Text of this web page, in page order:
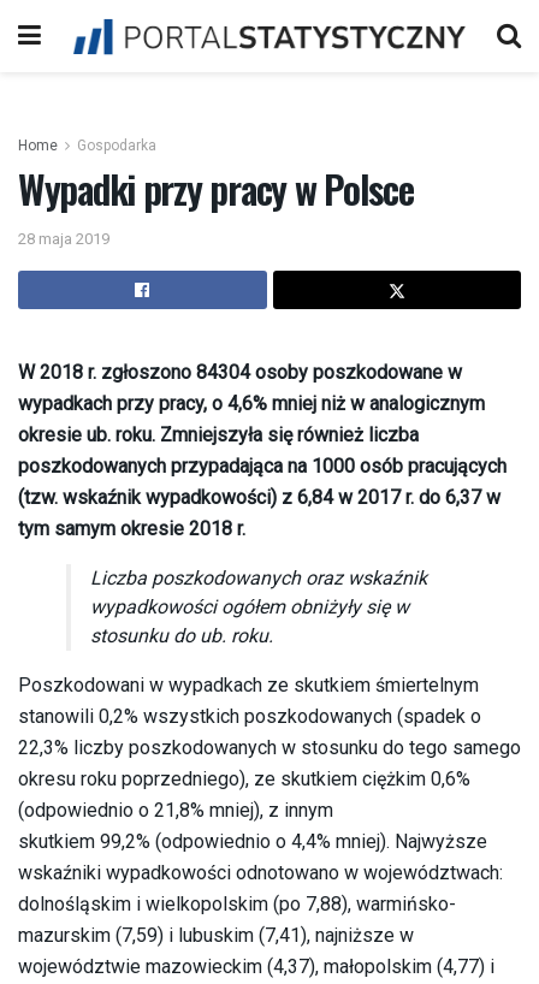
Home Gospodarka
Wypadki przy pracy w Polsce
28 maja 2019
W 2018 r. zgłoszono 84304 osoby poszkodowane w
wypadkach przy pracy, o 4,6% mniej niż w analogicznym
okresie ub. roku. Zmniejszyła się również liczba
poszkodowanych przypadająca na 1000 osób pracujących
(tzw. wskaźnik wypadkowości) z 6,84 w 2017 r. do 6,37 w
tym samym okresie 2018 r.
Liczba poszkodowanych oraz wskaźnik
wypadkowości ogółem obniżyły się w
stosunku do ub. roku.
Poszkodowani w wypadkach ze skutkiem śmiertelnym
stanowili 0,2% wszystkich poszkodowanych (spadek o
22,3% liczby poszkodowanych w stosunku do tego samego
okresu roku poprzedniego), ze skutkiem ciężkim 0,6%
(odpowiednio o 21,8% mniej), z innym
skutkiem 99,2% (odpowiednio o 4,4% mniej). Najwyższe
wskaźniki wypadkowości odnotowano w województwach:
dolnośląskim i wielkopolskim (po 7,88), warmińsko-
mazurskim (7,59) i lubuskim (7,41), najniższe w
województwie mazowieckim (4,37), małopolskim (4,77) i